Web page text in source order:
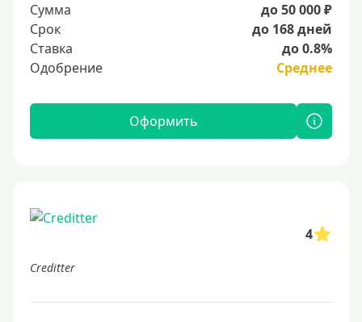
Сумма
до 50 000 ₽
Срок
до 168 дней
Ставка
до 0.8%
Одобрение
Среднее
Оформить
4
Creditter